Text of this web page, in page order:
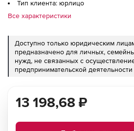
Тип клиента: юрлицо
Все характеристики
Доступно только юридическим
предназначено для личных,
нужд, не связанных с
предпринимательской деятельности
13 198,68 ₽